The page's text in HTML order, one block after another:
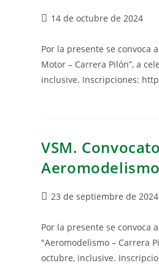
14 de octubre de 2024
Por la presente se convoca
Motor – Carrera Pilón”, a
inclusive. Inscripciones:
VSM.
23 de septiembre de 2024
Por la presente se convoca
"Aeromodelismo – Carrera
octubre, inclusive.